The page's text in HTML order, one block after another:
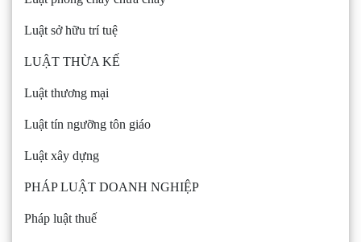
Luật sở hữu trí tuệ
LUẬT THỪA KẾ
Luật thương mại
Luật tín ngưỡng tôn giáo
Luật xây dựng
PHÁP LUẬT DOANH NGHIỆP
Pháp luật thuế